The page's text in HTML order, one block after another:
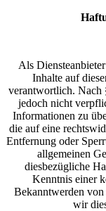
Als
Inhalte auf
verantwortlich. Nach
jedoch nicht
Informationen zu
die auf eine
Entfernung oder
allgemeinen
diesbezügliche
Kenntnis einer
Bekanntwerden von
wir